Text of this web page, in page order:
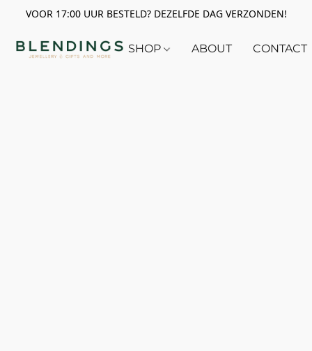
VOOR 17:00 UUR BESTELD? DEZELFDE DAG VERZONDEN!
SHOP ABOUT CONTACT